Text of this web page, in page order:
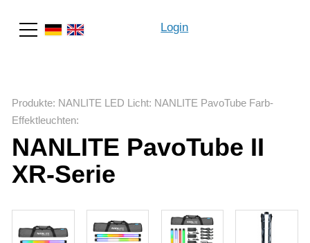
Login
Produkte: NANLITE LED Licht: NANLITE PavoTube Farb-
Effektleuchten:
NANLITE PavoTube II
XR-Serie